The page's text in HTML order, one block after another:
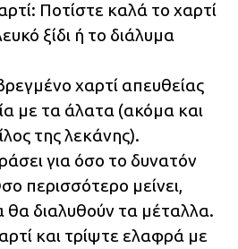
Ποτίστε καλά το χαρτί
ξίδι ή το διάλυμα
χαρτί απευθείας
με τα άλατα (ακόμα και
της λεκάνης).
για όσο το δυνατόν
περισσότερο μείνει,
θα διαλυθούν τα μέταλλα.
και τρίψτε ελαφρά με